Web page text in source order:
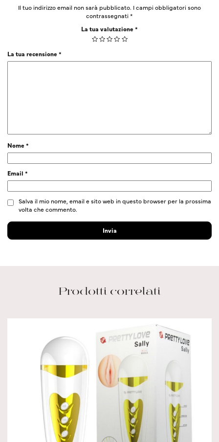
Il tuo indirizzo email non sarà pubblicato. I campi obbligatori sono
contrassegnati*
La tua valutazione*
La tua recensione*
Nome*
Email *
Salva il mio nome, email e sito web in questo browser per la prossima
volta che commento.
Prodotti correlati